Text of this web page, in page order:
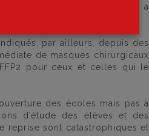
semaines, la donne a
par ailleurs, depuis des
de masques chirurgicaux
pour ceux et celles qui le
des écoles mais pas à
d’étude des élèves et des
reprise sont catastrophiques et